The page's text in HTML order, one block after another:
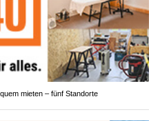
mieten – fünf Standorte